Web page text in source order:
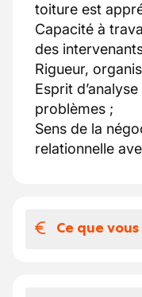
toiture est
Capacité à
des
Rigueur,
Esprit
problèmes ;
Sens de la
relationnelle
Ce que